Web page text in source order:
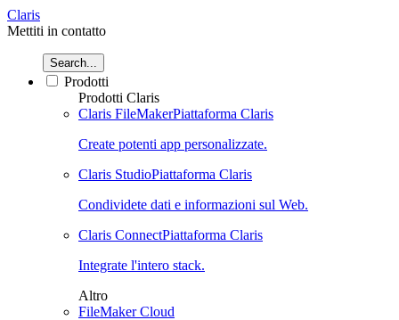
Claris
Mettiti in contatto
Search...
Prodotti
Prodotti Claris
Claris FileMakerPiattaforma Claris
Create potenti app personalizzate.
Claris StudioPiattaforma Claris
Condividete dati e informazioni sul Web.
Claris ConnectPiattaforma Claris
Integrate l'intero stack.
Altro
FileMaker Cloud